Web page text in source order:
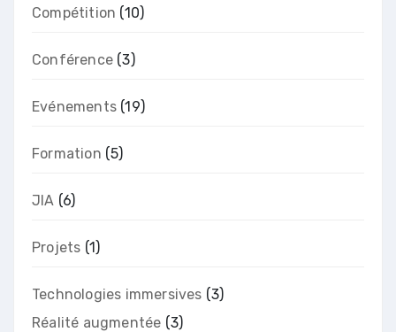
Compétition (10)
Conférence (3)
Evénements (19)
Formation (5)
JIA (6)
Projets (1)
Technologies immersives (3)
Réalité augmentée (3)